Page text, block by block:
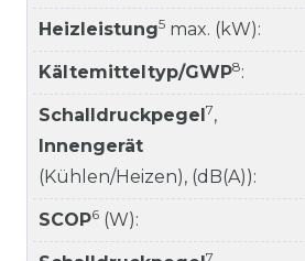
Heizleistung5 max. (kW):
Kältemitteltyp/GWP8:
Schalldruckpegel 7,
Innengerät
(Kühlen/Heizen), (dB(A)):
SCOP6 (W):
7